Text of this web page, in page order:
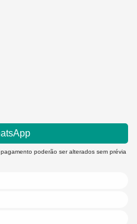
poderão ser alterados sem prévia